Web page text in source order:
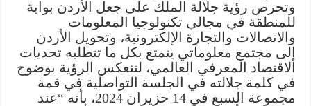
وتحرص رؤية جلالة الملك على جعل الأردن بوابة
للمنطقة في مجالي تكنولوجيا المعلومات
والاتصالات والتجارة الإلكترونية، وتحويل الأردن
إلى مجتمع معلوماتي يتمتع بكل ما تتطلبه تحديات
الاقتصاد المعرفي العالمي، لتنعكس الرؤية بوضوح
في كلمة جلالته في الجلسة التواصلية في قمة
مجموعة السبع في 14 حزيران 2024، بأنه “عند